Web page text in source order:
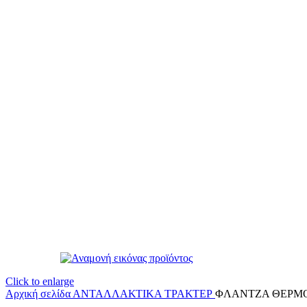
Click to enlarge
Αρχική σελίδα ΑΝΤΑΛΛΑΚΤΙΚΑ ΤΡΑΚΤΕΡ ΦΛΑΝΤΖΑ